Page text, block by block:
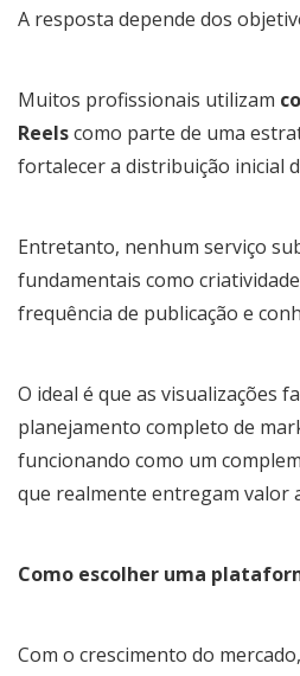
A resposta depende dos
Muitos profissionais utilizam
Reelscomo parte de uma
fortalecer a distribuição inicial
Entretanto, nenhum serviço
fundamentais como
frequência de publicação e
O ideal é que as visualizações
planejamento completo de
funcionando como um
que realmente entregam valor
Como escolher uma
Com o crescimento do